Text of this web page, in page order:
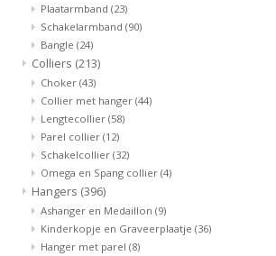
Plaatarmband (23)
Schakelarmband (90)
Bangle (24)
Colliers (213)
Choker (43)
Collier met hanger (44)
Lengtecollier (58)
Parel collier (12)
Schakelcollier (32)
Omega en Spang collier (4)
Hangers (396)
Ashanger en Medaillon (9)
Kinderkopje en Graveerplaatje (36)
Hanger met parel (8)